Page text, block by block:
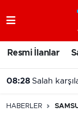
Resmi İlanlar
08:10 Samsun
HABERLER
Samsun